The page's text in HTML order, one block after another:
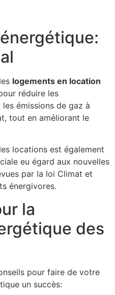
logements en location
réduire les
émissions de gaz à
tout en améliorant le
locations est également
eu égard aux nouvelles
par la loi Climat et
énergivores.
la
des
pour faire de votre
un succès: